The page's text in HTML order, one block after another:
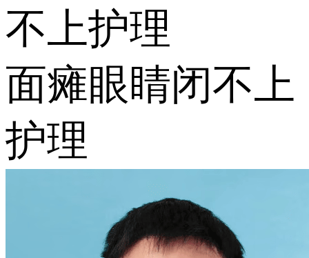
不上护理
面瘫眼睛闭不上
护理